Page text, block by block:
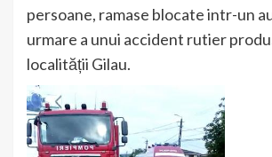
persoane, ramase blocate intr-un
urmare a unui accident rutier
localității Gilau.